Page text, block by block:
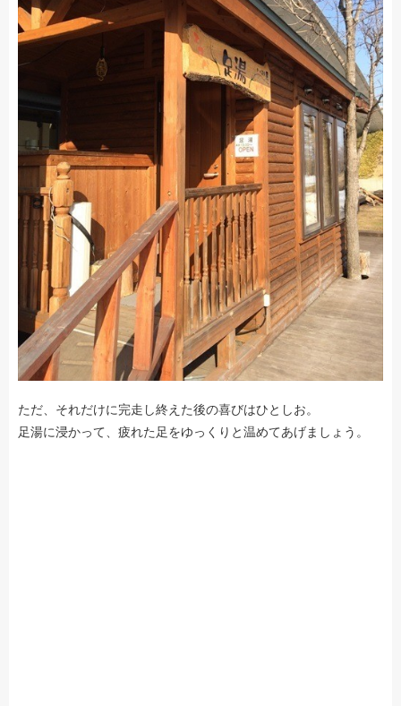
ただ、それだけに完走し終えた後の喜びはひとしお。
足湯に浸かって、疲れた足をゆっくりと温めてあげましょう。